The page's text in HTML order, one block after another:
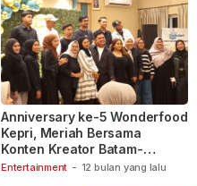
Entertainment - 12 bulan yang lalu
Anniversary ke-5 Wonderfood
Kepri, Meriah Bersama
Konten Kreator Batam-
Tanjungpinang